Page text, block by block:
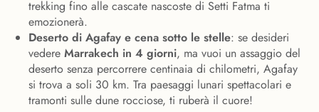
trekking fino alle cascate nascoste di Setti Fatma ti
emozionerà.
Deserto di Agafay e cena sotto le stelle: se desideri
vedere Marrakech in 4 giorni, ma vuoi un assaggio del
deserto senza percorrere centinaia di chilometri, Agafay
si trova a soli 30 km. Tra paesaggi lunari spettacolari e
tramonti sulle dune rocciose, ti ruberà il cuore!